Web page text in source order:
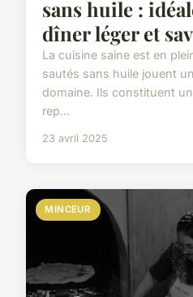
sans huile :
dîner léger et
La cuisine saine est en
sautés sans huile jouent
domaine. Ils constituent
rep...
23 avril 2025
MINCEUR